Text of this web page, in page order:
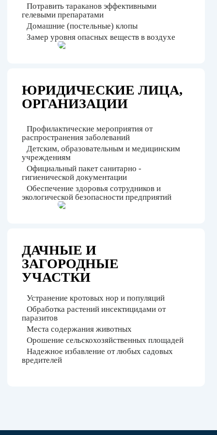
Потравить тараканов эффективными
гелевыми препаратами
Домашние (постельные) клопы
Замер уровня опасных веществ в воздухе
ЮРИДИЧЕСКИЕ ЛИЦА,
ОРГАНИЗАЦИИ
Профилактические мероприятия от
распространения заболеваний
Детским, образовательным и медицинским
учреждениям
Официальный пакет санитарно -
гигиенической документации
Обеспечение здоровья сотрудников и
экологической безопасности предприятий
ДАЧНЫЕ И
ЗАГОРОДНЫЕ
УЧАСТКИ
Устранение кротовых нор и популяций
Обработка растений инсектицидами от
паразитов
Места содержания животных
Орошение сельскохозяйственных площадей
Надежное избавление от любых садовых
вредителей